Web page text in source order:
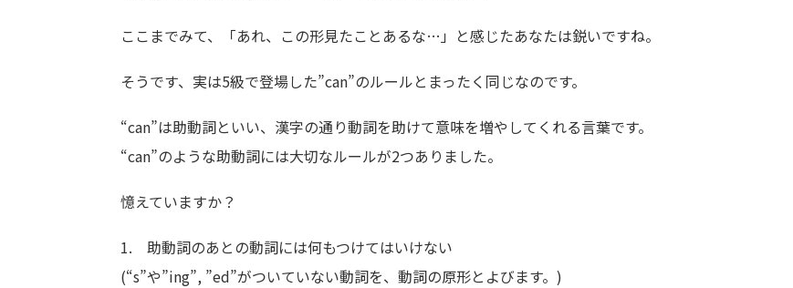
ここまでみて、「あれ、この形見たことあるな…」と感じたあなたは鋭いですね。
そうです、実は5級で登場した”can”のルールとまったく同じなのです。
“can”は助動詞といい、漢字の通り動詞を助けて意味を増やしてくれる言葉です。
“can”のような助動詞には大切なルールが2つありました。
憶えていますか？
1. 助動詞のあとの動詞には何もつけてはいけない
(“s”や”ing”, ”ed”がついていない動詞を、動詞の原形とよびます。)